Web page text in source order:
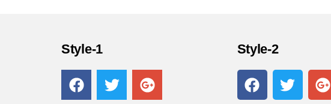
Style-1 Style-2